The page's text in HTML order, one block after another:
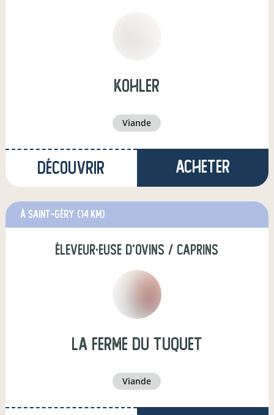
kohler
viande
Découvrir Acheter
à Saint-Géry (14 km)
éleveur·euse d'ovins / caprins
La ferme du Tuquet
viande